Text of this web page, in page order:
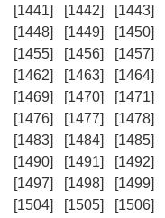
[1441]
[1442] [1443]
[1448]
[1449] [1450]
[1455]
[1456] [1457]
[1462]
[1463] [1464]
[1469]
[1470] [1471]
[1476]
[1477] [1478]
[1483]
[1484] [1485]
[1490]
[1491] [1492]
[1497]
[1498] [1499]
[1504]
[1505] [1506]